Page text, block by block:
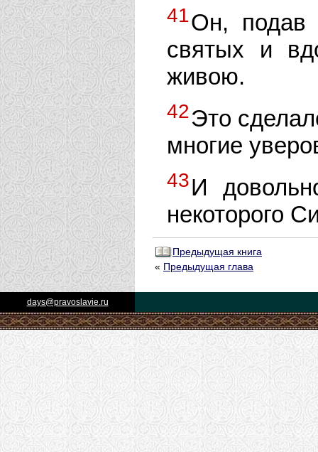
41Он, подав
святых и
живою.
42Это
многие
43И
некоторого
Предыдущая книга
« Предыдущая глава
days@pravoslavie.ru